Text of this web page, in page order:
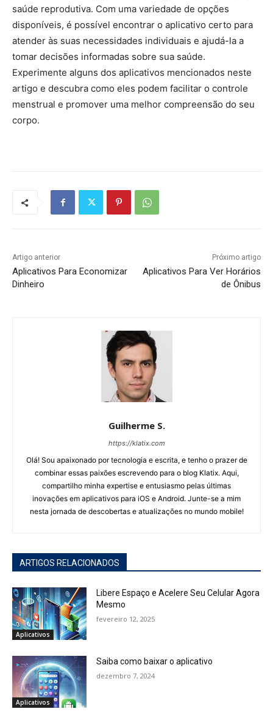
saúde reprodutiva. Com uma variedade de opções
disponíveis, é possível encontrar o aplicativo certo para
atender às suas necessidades individuais e ajudá-la a
tomar decisões informadas sobre sua saúde.
Experimente alguns dos aplicativos mencionados neste
artigo e descubra como eles podem facilitar o controle
menstrual e promover uma melhor compreensão do seu
corpo.
Artigo anterior
Aplicativos Para Economizar
Dinheiro
Próximo artigo
Aplicativos Para Ver Horários
de Ônibus
Guilherme S.
https://klatix.com
Olá! Sou apaixonado por tecnologia e escrita, e tenho o prazer de
combinar essas paixões escrevendo para o blog Klatix. Aqui,
compartilho minha expertise e entusiasmo pelas últimas
inovações em aplicativos para iOS e Android. Junte-se a mim
nesta jornada de descobertas e atualizações no mundo mobile!
ARTIGOS RELACIONADOS
Aplicativos
Libere Espaço e Acelere Seu Celular Agora
Mesmo
fevereiro 12, 2025
Aplicativos
Saiba como baixar o aplicativo
dezembro 7, 2024